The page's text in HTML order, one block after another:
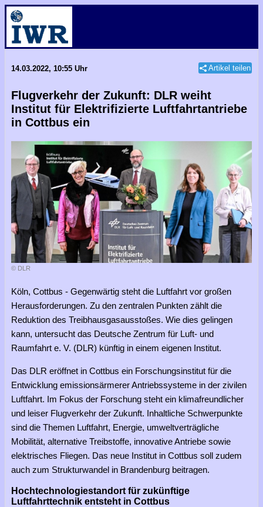
14.03.2022, 10:55 Uhr Artikel teilen
Flugverkehr der Zukunft: DLR weiht
Institut für Elektrifizierte Luftfahrtantriebe
in Cottbus ein
© DLR
Köln, Cottbus - Gegenwärtig steht die Luftfahrt vor großen
Herausforderungen. Zu den zentralen Punkten zählt die
Reduktion des Treibhausgasausstoßes. Wie dies gelingen
kann, untersucht das Deutsche Zentrum für Luft- und
Raumfahrt e. V. (DLR) künftig in einem eigenen Institut.
Das DLR eröffnet in Cottbus ein Forschungsinstitut für die
Entwicklung emissionsärmerer Antriebssysteme in der zivilen
Luftfahrt. Im Fokus der Forschung steht ein klimafreundlicher
und leiser Flugverkehr der Zukunft. Inhaltliche Schwerpunkte
sind die Themen Luftfahrt, Energie, umweltverträgliche
Mobilität, alternative Treibstoffe, innovative Antriebe sowie
elektrisches Fliegen. Das neue Institut in Cottbus soll zudem
auch zum Strukturwandel in Brandenburg beitragen.
Hochtechnologiestandort für zukünftige
Luftfahrttechnik entsteht in Cottbus